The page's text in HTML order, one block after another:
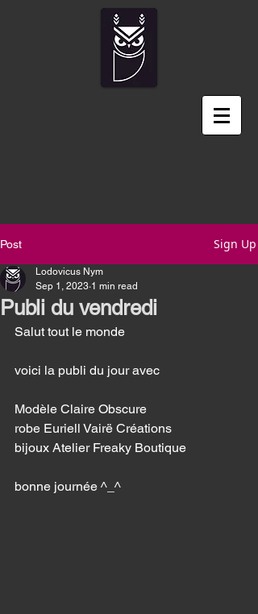
Post Sign Up
Publi du vendredi
Lodovicus Nym
Sep 1, 2023 1 min read
Salut tout le monde
voici la publi du jour avec
Modèle Claire Obscure
robe Euriell Vairë Créations
bijoux Atelier Freaky Boutique
bonne journée ^_^